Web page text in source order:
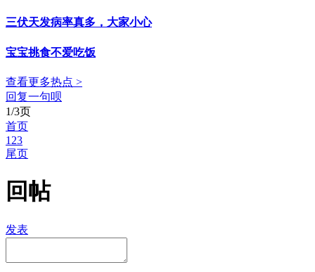
三伏天发病率真多，大家小心
宝宝挑食不爱吃饭
查看更多热点 >
回复一句呗
1/3页
首页
1 23
尾页
回帖
发表